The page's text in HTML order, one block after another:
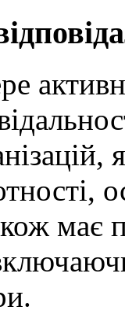
має